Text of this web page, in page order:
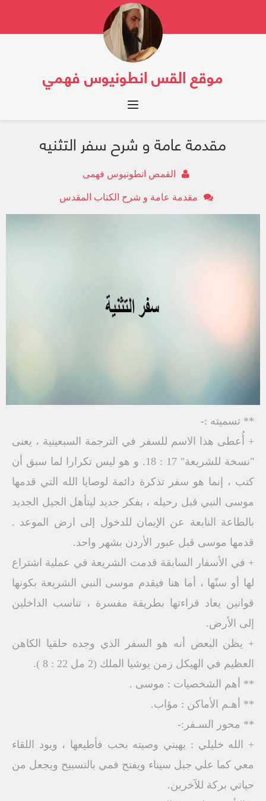
موقع القس انطونيوس فهمي
Toggle navigation
مقدمة عامة و شرح سفر التثنيه
القمص انطونيوس فهمى
مقدمة عامة و شرح الكتاب المقدس
** تسميته :-
+ أُعطى هذا الاسم للسفر في الترجمة السبعينية ، يعنى
"نسخة للشريعة" 17 : 18. و هو ليس تكرارا لما سبق أن
كتب ، إنما هو سفر تذكرة دائمة لوصايا الله التي قدمها
موسى النبي قبل رحيله ، بفكر جديد ليتأهل الجيل الجديد
بالطاعة النابعة عن الإيمان للدخول إلى ارض الموعد .
قدمها موسى قبل عبور الأردن بشهر واحد.
+ في الأسفار السابقة قدمت الشريعة في عملية اشتراع
لها أو سنّها ، أما هنا فيقدم موسى النبي الشريعة بكونها
قوانين يعاد قراءتها بطريقة مفسرة ، تناسب الداخلين
إلى الأرض.
+ يظن البعض أنه هو السفر الذي وجده حلقيا الكاهن
العظيم في الهيكل زمن يوشيا الملك (2 مل 22 : 8 ).
** أهم الشخصيات : موسى .
** أهـم الأماكن : مؤاب.
** محور السـفر:-
+ الله خليلي : يهبني وصيته بحب فأطيعها ، ويود اللقاء
معي كما علي جبل سيناء ويفتح فمي بالتسبيح ويجعل من
حياتي بركة للآخرين.